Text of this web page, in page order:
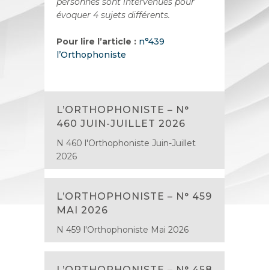
évoquer 4 sujets différents.
Pour lire l’article : n°439
l’Orthophoniste
L’ORTHOPHONISTE – N°
460 JUIN-JUILLET 2026
N 460 l'Orthophoniste Juin-Juillet
2026
L’ORTHOPHONISTE – N° 459
MAI 2026
N 459 l'Orthophoniste Mai 2026